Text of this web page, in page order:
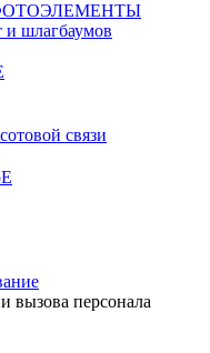
и шлагбаумов
связи
вызова персонала